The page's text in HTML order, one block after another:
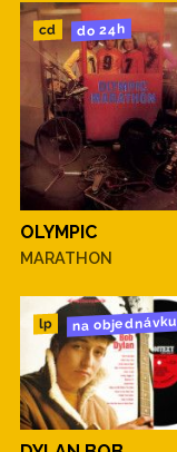
cd do 24h
OLYMPIC
MARATHON
lp na objednávku